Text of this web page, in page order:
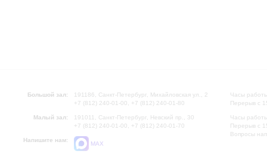
Большой зал:
191186, Санкт-Петербург, Михайловская ул., 2
+7 (812) 240-01-00, +7 (812) 240-01-80
Малый зал:
191011, Санкт-Петербург, Невский пр., 30
+7 (812) 240-01-00, +7 (812) 240-01-70
Напишите нам:
MAX
Часы
Перерыв с
Часы
Перерыв с
Вопросы